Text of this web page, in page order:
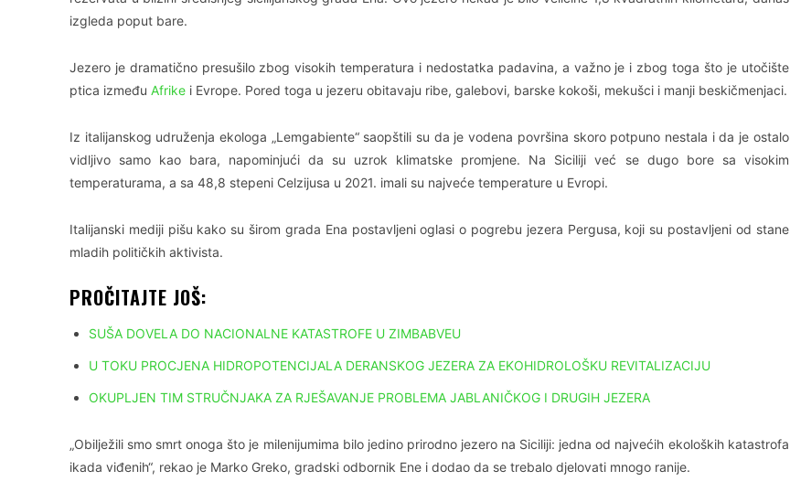
izgleda poput bare.
Jezero je dramatično presušilo zbog visokih temperatura i nedostatka padavina, a važno je i zbog toga što je utočište
ptica između Afrike i Evrope. Pored toga u jezeru obitavaju ribe, galebovi, barske kokoši, mekušci i manji beskičmenjaci.
Iz italijanskog udruženja ekologa „Lemgabiente“ saopštili su da je vodena površina skoro potpuno nestala i da je ostalo
vidljivo samo kao bara, napominjući da su uzrok klimatske promjene. Na Siciliji već se dugo bore sa visokim
temperaturama, a sa 48,8 stepeni Celzijusa u 2021. imali su najveće temperature u Evropi.
Italijanski mediji pišu kako su širom grada Ena postavljeni oglasi o pogrebu jezera Pergusa, koji su postavljeni od stane
mladih političkih aktivista.
PROČITAJTE JOŠ:
SUŠA DOVELA DO NACIONALNE KATASTROFE U ZIMBABVEU
U TOKU PROCJENA HIDROPOTENCIJALA DERANSKOG JEZERA ZA EKOHIDROLOŠKU REVITALIZACIJU
OKUPLJEN TIM STRUČNJAKA ZA RJEŠAVANJE PROBLEMA JABLANIČKOG I DRUGIH JEZERA
„Obilježili smo smrt onoga što je milenijumima bilo jedino prirodno jezero na Siciliji: jedna od najvećih ekoloških katastrofa
ikada viđenih“, rekao je Marko Greko, gradski odbornik Ene i dodao da se trebalo djelovati mnogo ranije.